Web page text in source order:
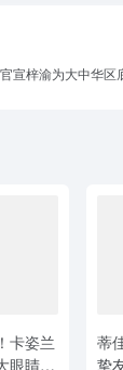
宣梓渝为大中华区
卡姿兰
眼睛睫
蒂
挚